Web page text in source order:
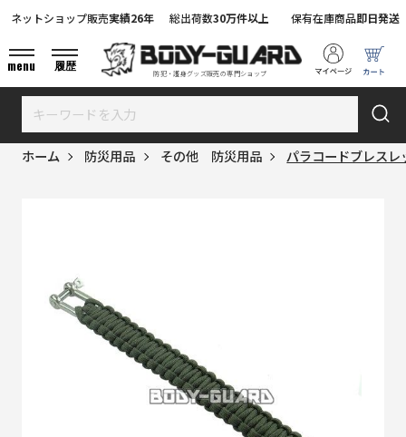
防犯・護身グッズ販売の専門ショップ
ネットショップ販売実績26年 総出荷数30万件以上 保有在庫商品即日発送
menu 履歴
ホーム 防災用品 その他 防災用品 パラコードブレス